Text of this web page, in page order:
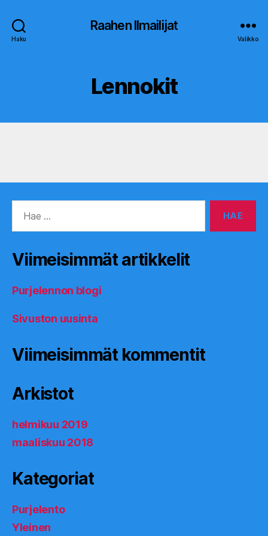
Haku
Raahen Ilmailijat
Valikko
Lennokit
Viimeisimmät artikkelit
Purjelennon blogi
Sivuston uusinta
Viimeisimmät kommentit
Arkistot
helmikuu 2019
maaliskuu 2018
Kategoriat
Purjelento
Yleinen